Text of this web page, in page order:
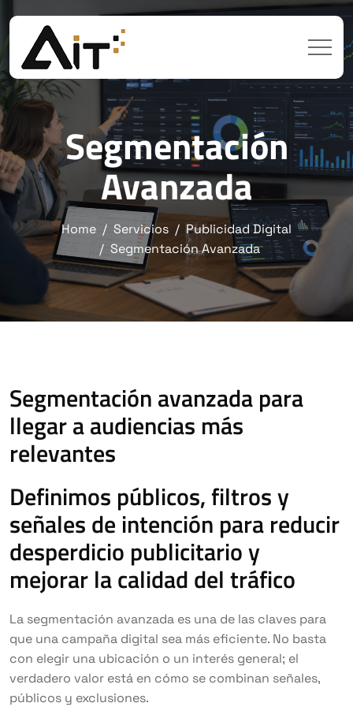
Segmentación
Avanzada
Home Servicios
Publicidad Digital
Segmentación Avanzada
Segmentación avanzada para
llegar a audiencias más
relevantes
Definimos públicos, filtros y
señales de intención para reducir
desperdicio publicitario y
mejorar la calidad del tráfico
La segmentación avanzada es una de las claves para
que una campaña digital sea más eficiente. No basta
con elegir una ubicación o un interés general; el
verdadero valor está en cómo se combinan señales,
públicos y exclusiones.